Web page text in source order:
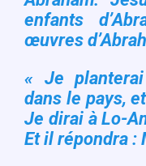
enfants
œuvres
« Je
dans le pays,
Je dirai à Lo-
Et il répondra :